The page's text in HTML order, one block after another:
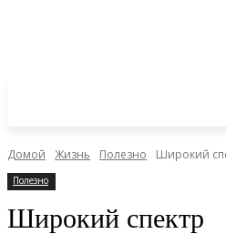
Домой Жизнь Полезно Широкий
Полезно
Широкий спектр